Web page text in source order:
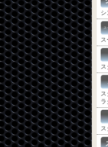
シ
ス
ス
ス
ラ
ス